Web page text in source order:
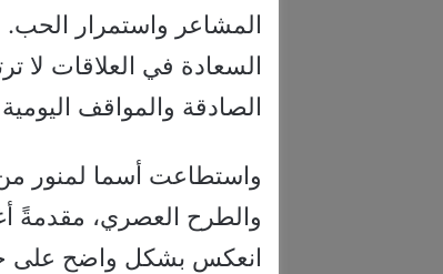
المشاعر واستمرار الحب.
السعادة في العلاقات لا
الصادقة والمواقف
واستطاعت أسما لمنور
والطرح العصري، مقدمةً
انعكس بشكل واضح على